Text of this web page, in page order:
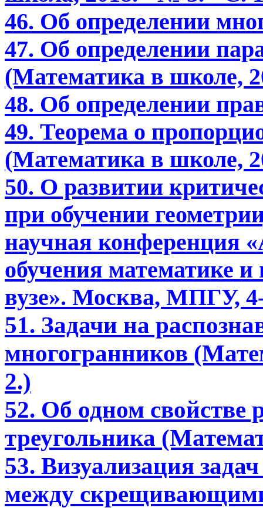
46. Об определении
47. Об определении
(Математика в школе,
48. Об определении
49. Теорема о
(Математика в школе,
50. О развитии
при обучении
научная конференция
обучения математике
вузе». Москва, МПГУ,
51. Задачи на
многогранников
2.)
52. Об одном свойстве
треугольника
53. Визуализация
между